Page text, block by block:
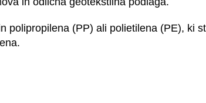
polipropilena (PP) ali polietilena (PE), ki